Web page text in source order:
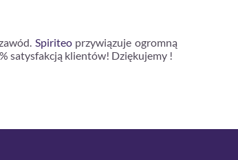
Spiriteoprzywiązuje ogromną
satysfakcją klientów! Dziękujemy !